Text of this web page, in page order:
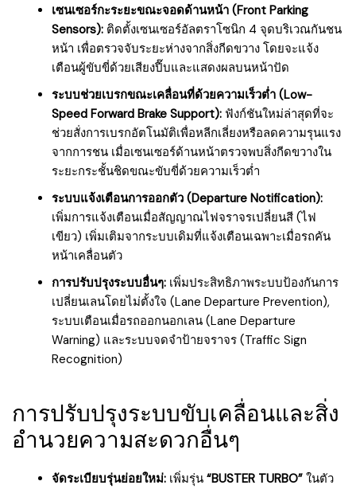
เซนเซอร์กะระยะขณะจอดด้านหน้า (Front Parking
Sensors): ติดตั้งเซนเซอร์อัลตราโซนิก 4 จุดบริเวณกันชน
หน้า เพื่อตรวจจับระยะห่างจากสิ่งกีดขวาง โดยจะแจ้ง
เตือนผู้ขับขี่ด้วยเสียงปี๊บและแสดงผลบนหน้าปัด
ระบบช่วยเบรกขณะเคลื่อนที่ด้วยความเร็วต่ำ (Low-
Speed Forward Brake Support): ฟังก์ชันใหม่ล่าสุดที่จะ
ช่วยสั่งการเบรกอัตโนมัติเพื่อหลีกเลี่ยงหรือลดความรุนแรง
จากการชน เมื่อเซนเซอร์ด้านหน้าตรวจพบสิ่งกีดขวางใน
ระยะกระชั้นชิดขณะขับขี่ด้วยความเร็วต่ำ
ระบบแจ้งเตือนการออกตัว (Departure Notification):
เพิ่มการแจ้งเตือนเมื่อสัญญาณไฟจราจรเปลี่ยนสี (ไฟ
เขียว) เพิ่มเติมจากระบบเดิมที่แจ้งเตือนเฉพาะเมื่อรถคัน
หน้าเคลื่อนตัว
การปรับปรุงระบบอื่นๆ: เพิ่มประสิทธิภาพระบบป้องกันการ
เปลี่ยนเลนโดยไม่ตั้งใจ (Lane Departure Prevention),
ระบบเตือนเมื่อรถออกนอกเลน (Lane Departure
Warning) และระบบจดจำป้ายจราจร (Traffic Sign
Recognition)
การปรับปรุงระบบขับเคลื่อนและสิ่ง
อำนวยความสะดวกอื่นๆ
จัดระเบียบรุ่นย่อยใหม่: เพิ่มรุ่น “BUSTER TURBO” ในตัว